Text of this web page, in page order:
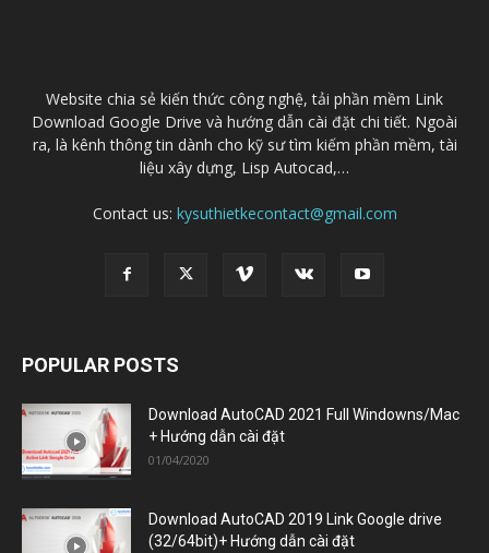
Website chia sẻ kiến thức công nghệ, tải phần mềm Link
Download Google Drive và hướng dẫn cài đặt chi tiết. Ngoài
ra, là kênh thông tin dành cho kỹ sư tìm kiếm phần mềm, tài
liệu xây dựng, Lisp Autocad,…
Contact us: kysuthietkecontact@gmail.com
POPULAR POSTS
Download AutoCAD 2021 Full Windowns/Mac
+ Hướng dẫn cài đặt
01/04/2020
Download AutoCAD 2019 Link Google drive
(32/64bit)+ Hướng dẫn cài đặt